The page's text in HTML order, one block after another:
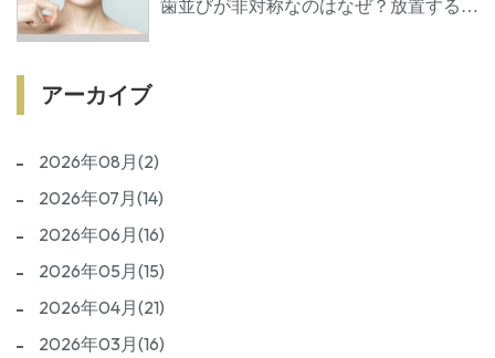
歯並びが非対称なのはなぜ？放置するリ
アーカイブ
2026年08月(2)
2026年07月(14)
2026年06月(16)
2026年05月(15)
2026年04月(21)
2026年03月(16)